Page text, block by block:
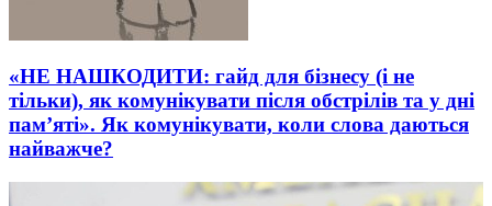
«НЕ НАШКОДИТИ: гайд для бізнесу (і не
тільки), як комунікувати після обстрілів та у дні
пам’яті». Як комунікувати, коли слова даються
найважче?